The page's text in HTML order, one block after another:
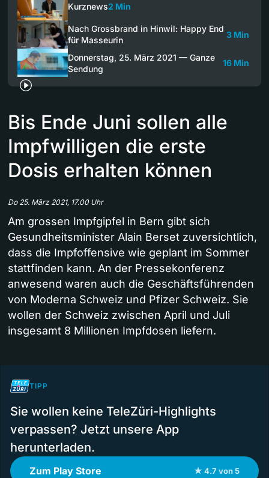
Kurznews2 Min
Nach Grossbrand in Hinwil: Happy End
für Masseurin
3 Min
Donnerstag, 25. März 2021 — Ganze
Sendung
16 Min
Bis Ende Juni sollen alle
Impfwilligen die erste
Dosis erhalten können
Do 25. März 2021, 17.00 Uhr
Am grossen Impfgipfel in Bern gibt sich
Gesundheitsminister Alain Berset zuversichtlich,
dass die Impfoffensive wie geplant im Sommer
stattfinden kann. An der Pressekonferenz
anwesend waren auch die Geschäftsführenden
von Moderna Schweiz und Pfizer Schweiz. Sie
wollen der Schweiz zwischen April und Juli
insgesamt 8 Millionen Impfdosen liefern.
TIPP
Sie wollen keine TeleZüri-Highlights
verpassen? Jetzt unsere App
herunterladen.
Zum Play Store ★ 4.7 von 5